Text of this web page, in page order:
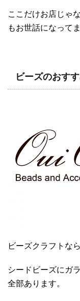
ここだけお店じゃ
もお世話になってま
ビーズのおす
ビーズクラフトな
シードビーズにガ
全部あります。